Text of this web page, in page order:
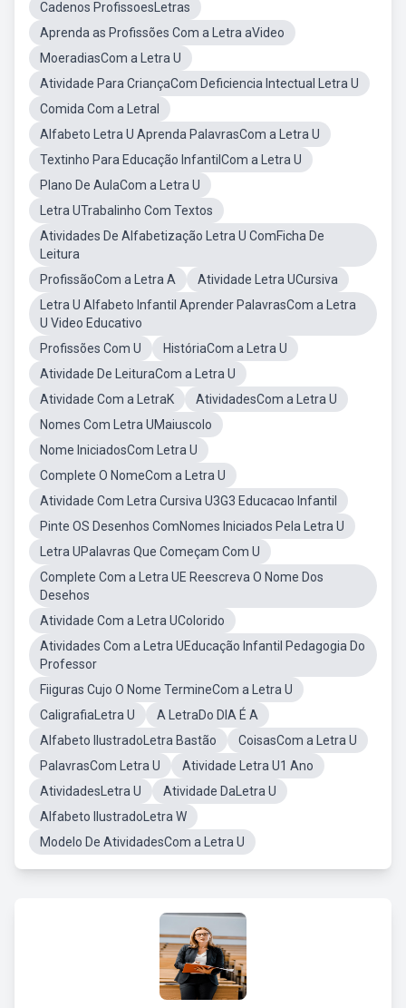
Cadenos ProfissoesLetras
Aprenda as Profissões Com a Letra aVideo
MoeradiasCom a Letra U
Atividade Para CriançaCom Deficiencia Intectual Letra U
Comida Com a LetraI
Alfabeto Letra U Aprenda PalavrasCom a Letra U
Textinho Para Educação InfantilCom a Letra U
Plano De AulaCom a Letra U
Letra UTrabalinho Com Textos
Atividades De Alfabetização Letra U ComFicha De
Leitura
ProfissãoCom a Letra A
Atividade Letra UCursiva
Letra U Alfabeto Infantil Aprender PalavrasCom a Letra
U Video Educativo
Profissões Com U
HistóriaCom a Letra U
Atividade De LeituraCom a Letra U
Atividade Com a LetraK
AtividadesCom a Letra U
Nomes Com Letra UMaiuscolo
Nome IniciadosCom Letra U
Complete O NomeCom a Letra U
Atividade Com Letra Cursiva U3G3 Educacao Infantil
Pinte OS Desenhos ComNomes Iniciados Pela Letra U
Letra UPalavras Que Começam Com U
Complete Com a Letra UE Reescreva O Nome Dos
Desehos
Atividade Com a Letra UColorido
Atividades Com a Letra UEducação Infantil Pedagogia Do
Professor
Fiiguras Cujo O Nome TermineCom a Letra U
CaligrafiaLetra U
A LetraDo DIA É A
Alfabeto IlustradoLetra Bastão
CoisasCom a Letra U
PalavrasCom Letra U
Atividade Letra U1 Ano
AtividadesLetra U
Atividade DaLetra U
Alfabeto IlustradoLetra W
Modelo De AtividadesCom a Letra U